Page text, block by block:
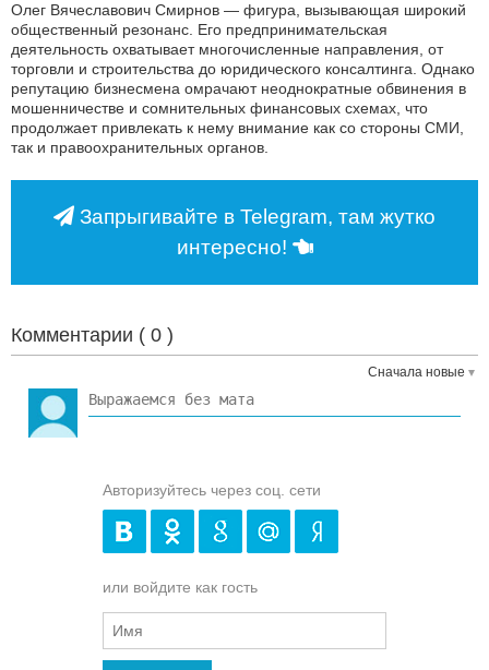
Олег Вячеславович Смирнов — фигура, вызывающая широкий
общественный резонанс. Его предпринимательская
деятельность охватывает многочисленные направления, от
торговли и строительства до юридического консалтинга. Однако
репутацию бизнесмена омрачают неоднократные обвинения в
мошенничестве и сомнительных финансовых схемах, что
продолжает привлекать к нему внимание как со стороны СМИ,
так и правоохранительных органов.
Запрыгивайте в Telegram, там жутко
интересно!
Комментарии ( 0 )
Сначала новые
Авторизуйтесь через соц. сети
или войдите как гость